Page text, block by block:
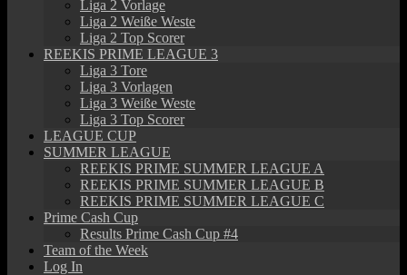
Liga 2 Vorlage
Liga 2 Weiße Weste
Liga 2 Top Scorer
REEKIS PRIME LEAGUE 3
Liga 3 Tore
Liga 3 Vorlagen
Liga 3 Weiße Weste
Liga 3 Top Scorer
LEAGUE CUP
SUMMER LEAGUE
REEKIS PRIME SUMMER LEAGUE A
REEKIS PRIME SUMMER LEAGUE B
REEKIS PRIME SUMMER LEAGUE C
Prime Cash Cup
Results Prime Cash Cup #4
Team of the Week
Log In